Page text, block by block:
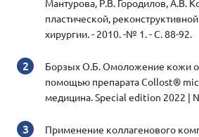
Мантурова, Р.В. Городилов, А.В.
пластической,
хирургии. - 2010. -№ 1. - С. 88-92.
Борзых О.Б. Омоложение кожи
помощью препарата Collost®
медицина. Special edition 2022 |
Применение коллагенового